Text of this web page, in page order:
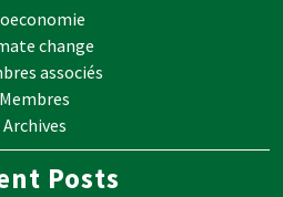
change
associés
Membres
Archives
Posts